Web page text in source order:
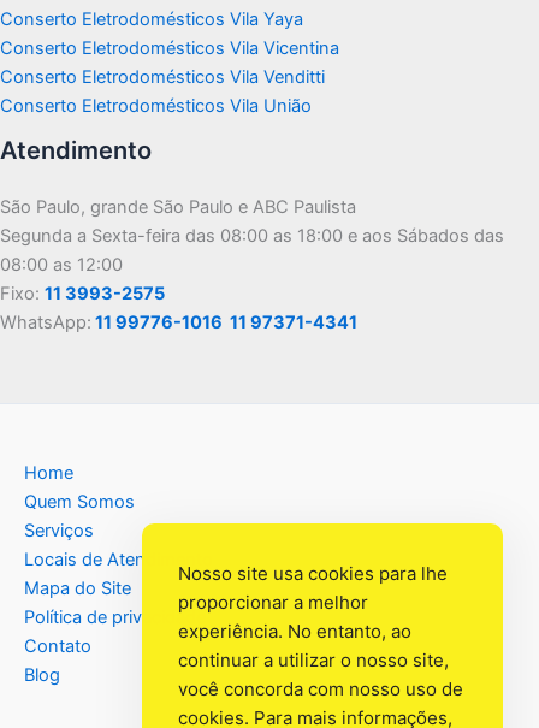
Conserto Eletrodomésticos Vila Yaya
Conserto Eletrodomésticos Vila Vicentina
Conserto Eletrodomésticos Vila Venditti
Conserto Eletrodomésticos Vila União
Atendimento
São Paulo, grande São Paulo e ABC Paulista
Segunda a Sexta-feira das 08:00 as 18:00 e aos Sábados das
08:00 as 12:00
Fixo: 11 3993-2575
WhatsApp: 11 99776-1016 11 97371-4341
Home
Quem Somos
Serviços
Locais de Atendimento
Mapa do Site
Política de privacidade
Contato
Blog
Nosso site usa cookies para lhe
proporcionar a melhor
experiência. No entanto, ao
continuar a utilizar o nosso site,
você concorda com nosso uso de
cookies. Para mais informações,